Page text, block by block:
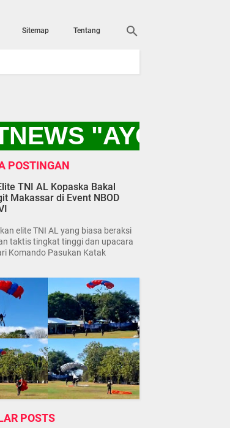
Sitemap Tentang
"AYO KITA
POSTINGAN
TNI AL Kopaska Bakal
Makassar di Event NBOD
elite TNI AL yang biasa beraksi
taktis tingkat tinggi dan upacara
Komando Pasukan Katak
POSTS